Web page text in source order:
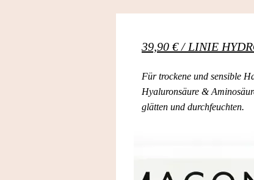
39,90 € / LINIE
Für trockene und sensible
Hyaluronsäure &
glätten und durchfeuchten.